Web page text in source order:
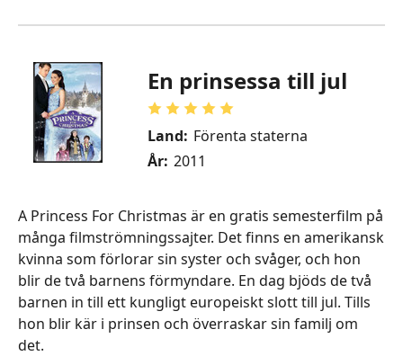
En prinsessa till jul
Land: Förenta staterna
År: 2011
A Princess For Christmas är en gratis semesterfilm på
många filmströmningssajter. Det finns en amerikansk
kvinna som förlorar sin syster och svåger, och hon
blir de två barnens förmyndare. En dag bjöds de två
barnen in till ett kungligt europeiskt slott till jul. Tills
hon blir kär i prinsen och överraskar sin familj om
det.